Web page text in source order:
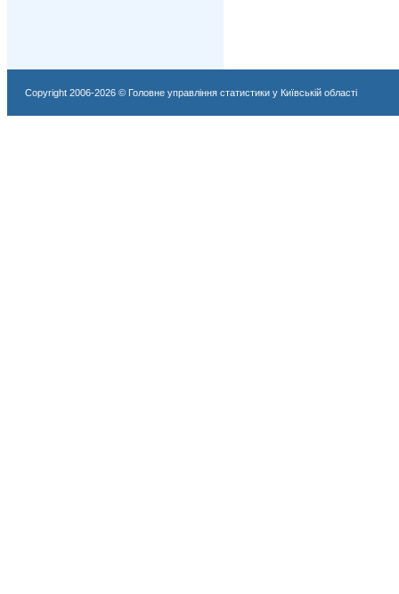
Copyright 2006-2026 © Головне управління статистики у Київській області